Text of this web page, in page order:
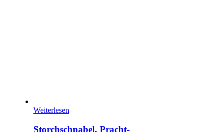
Weiterlesen
Storchschnabel, Pracht-